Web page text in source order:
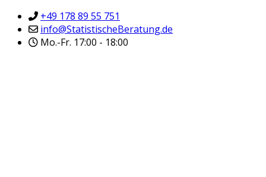
+49 178 89 55 751
info@StatistischeBeratung.de
Mo.-Fr. 17:00 - 18:00